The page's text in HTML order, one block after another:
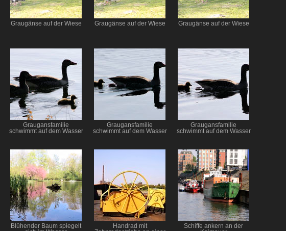
Graugänse auf der Wiese Graugänse auf der Wiese Graugänse auf der Wiese
Graugansfamilie
schwimmt auf dem Wasser
Graugansfamilie
schwimmt auf dem Wasser
Graugansfamilie
schwimmt auf dem Wasser
Blühender Baum spiegelt
Handrad mit
Schiffe ankern an der